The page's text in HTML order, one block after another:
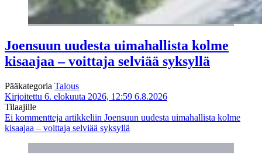
Joensuun uudesta uimahallista kolme
kisaajaa – voittaja selviää syksyllä
Pääkategoria Talous
Kirjoitettu 6. elokuuta 2026, 12:59 6.8.2026
Tilaajille
Ei kommentteja artikkeliin Joensuun uudesta uimahallista kolme
kisaajaa – voittaja selviää syksyllä